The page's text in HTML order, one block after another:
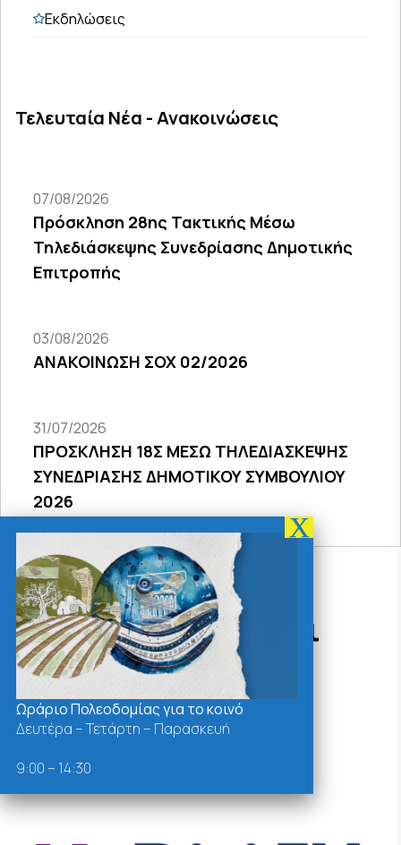
Εκδηλώσεις
Τελευταία Νέα - Ανακοινώσεις
07/08/2026
Πρόσκληση 28ης Τακτικής Μέσω
Τηλεδιάσκεψης Συνεδρίασης Δημοτικής
Επιτροπής
03/08/2026
ΑΝΑΚΟΙΝΩΣΗ ΣΟΧ 02/2026
31/07/2026
ΠΡΟΣΚΛΗΣΗ 18Σ ΜΕΣΩ ΤΗΛΕΔΙΑΣΚΕΨΗΣ
ΣΥΝΕΔΡΙΑΣΗΣ ΔΗΜΟΤΙΚΟΥ ΣΥΜΒΟΥΛΙΟΥ
2026
Δράσεις - Χρήσιμοι
Σύνδεσμοι
Ωράριο Πολεοδομίας για το κοινό
Δευτέρα – Τετάρτη – Παρασκευή
9:00 – 14:30